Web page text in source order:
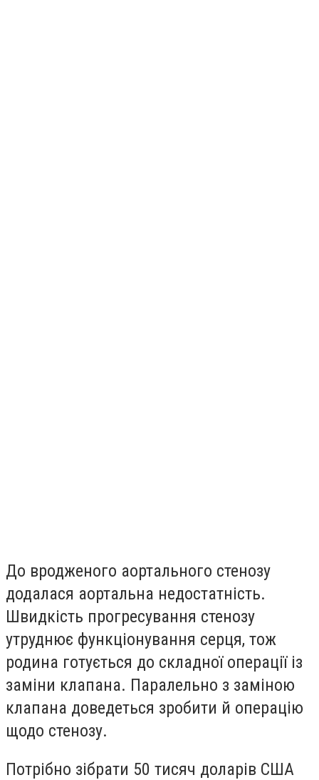
До вродженого аортального стенозу
додалася аортальна недостатність.
Швидкість прогресування стенозу
утруднює функціонування серця, тож
родина готується до складної операції із
заміни клапана. Паралельно з заміною
клапана доведеться зробити й операцію
щодо стенозу.
Потрібно зібрати 50 тисяч доларів США